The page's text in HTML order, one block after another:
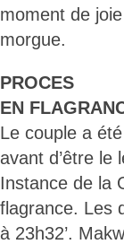
moment de
morgue.
PROCES
EN
Le couple a
avant d’être le
Instance de la
flagrance. Les
à 23h32’.